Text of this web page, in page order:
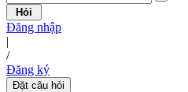
Hỏi
Đăng nhập
|
/
Đăng ký
Đặt câu hỏi